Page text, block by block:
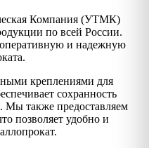
Компания (УТМК)
по всей России.
и надежную
креплениями для
сохранность
Мы также предоставляем
позволяет удобно и